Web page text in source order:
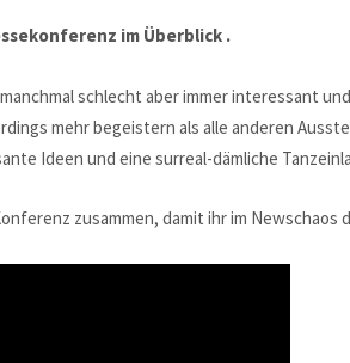
im Überblick .
schlecht aber immer interessant
mehr begeistern als alle anderen
Ideen und eine surreal-dämliche
zusammen, damit ihr im Newschaos